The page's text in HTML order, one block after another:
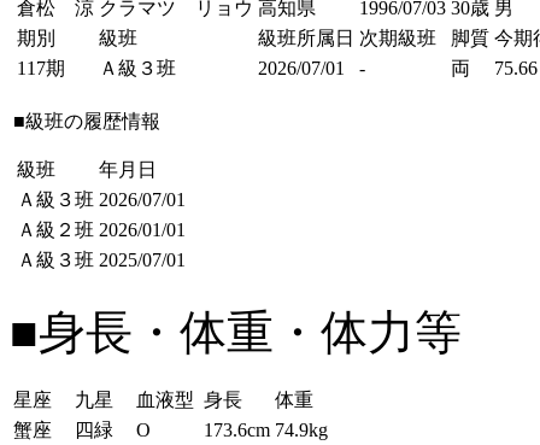
倉松 涼 クラマツ リョウ 高知県 1996/07/03 30歳 男
期別
級班 級班所属日 次期級班 脚質 今期
117期
Ａ級３班 2026/07/01 - 両 75.66
■級班の履歴情報
級班
年月日
Ａ級３班 2026/07/01
Ａ級２班 2026/01/01
Ａ級３班 2025/07/01
■身長・体重・体力等
星座 九星 血液型 身長
体重
蟹座
四緑 O 173.6cm 74.9kg